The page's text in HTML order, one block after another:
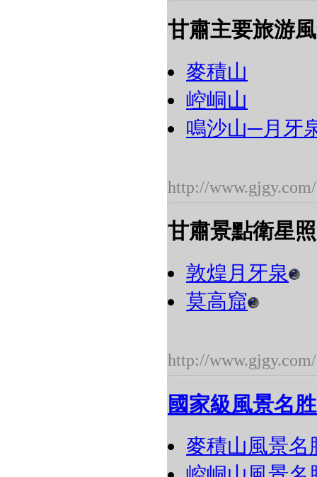
甘肅主要旅游
麥積山
崆峒山
鳴沙山─月牙
http://www.gjgy.com/
甘肅景點衛星
敦煌月牙泉
莫高窟
http://www.gjgy.com/
國家級風景名
麥積山風景名